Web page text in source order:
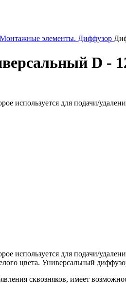
элементы. Диффузор
D -
используется для подачи/
используется для подачи/
цвета. Универсальный
сквозняков, имеет